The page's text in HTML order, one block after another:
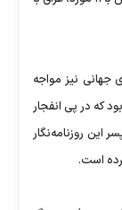
جهانی نیز مواجه
که در پی انفجار
این روزنامه‌نگار
است.